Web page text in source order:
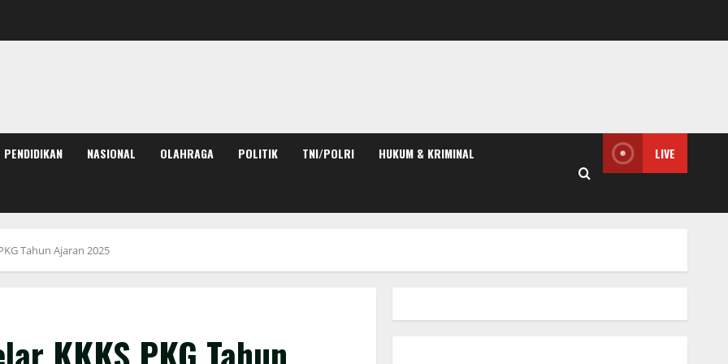
PENDIDIKAN NASIONAL OLAHRAGA POLITIK TNI/POLRI HUKUM & KRIMINAL LIVE
Tahun Ajaran 2025